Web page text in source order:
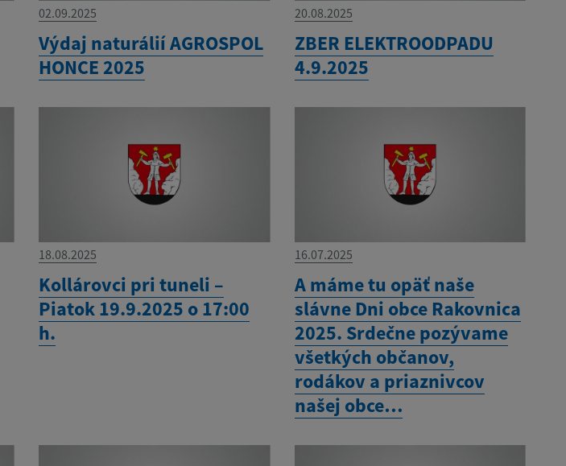
02.09.2025
Výdaj naturálií AGROSPOL
HONCE 2025
20.08.2025
ZBER ELEKTROODPADU
4.9.2025
18.08.2025
Kollárovci pri tuneli –
Piatok 19.9.2025 o 17:00
h.
16.07.2025
A máme tu opäť naše
slávne Dni obce Rakovnica
2025. Srdečne pozývame
všetkých občanov,
rodákov a priaznivcov
našej obce…